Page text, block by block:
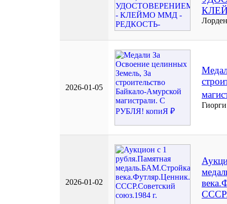
Лорден
2026-01-05
2026-01-02